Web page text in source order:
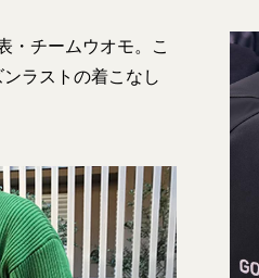
・チームウオモ。こ
ラストの着こなし